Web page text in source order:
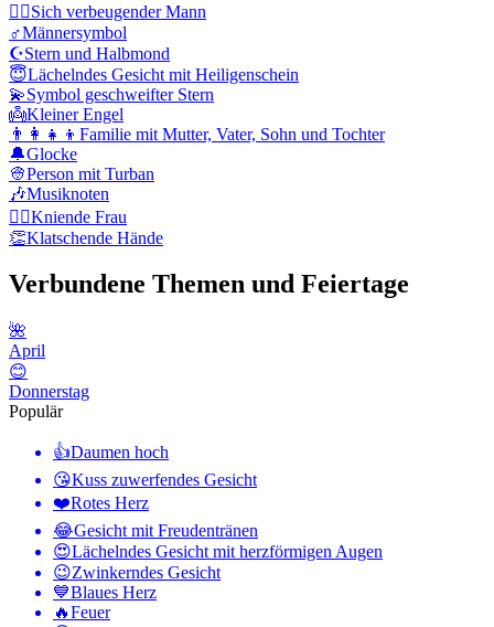
🙇‍♂️Sich verbeugender Mann
♂️Männersymbol
☪️Stern und Halbmond
😇Lächelndes Gesicht mit Heiligenschein
💫Symbol geschweifter Stern
👼Kleiner Engel
👨‍👩‍👧‍👦 Familie mit Mutter, Vater, Sohn und Tochter
🔔Glocke
👳Person mit Turban
🎶Musiknoten
🧎‍♀️Kniende Frau
👏Klatschende Hände
Verbundene Themen und Feiertage
🌺
April
😊
Donnerstag
Populär
👍Daumen hoch
😘Kuss zuwerfendes Gesicht
❤️Rotes Herz
😂Gesicht mit Freudentränen
😍Lächelndes Gesicht mit herzförmigen Augen
😉Zwinkerndes Gesicht
💙Blaues Herz
🔥Feuer